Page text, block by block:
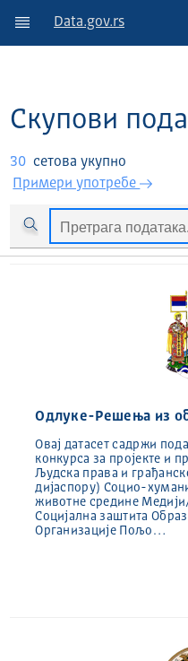
Data.gov.rs
Скупови
30 сетова укупно
Примери употребе
Одлуке-Решења из
Овај датасет садржи
конкурса за пројекте и
Људска права и
дијаспору) Социо-
животне средине
Социјална заштита
Организације Пољо…